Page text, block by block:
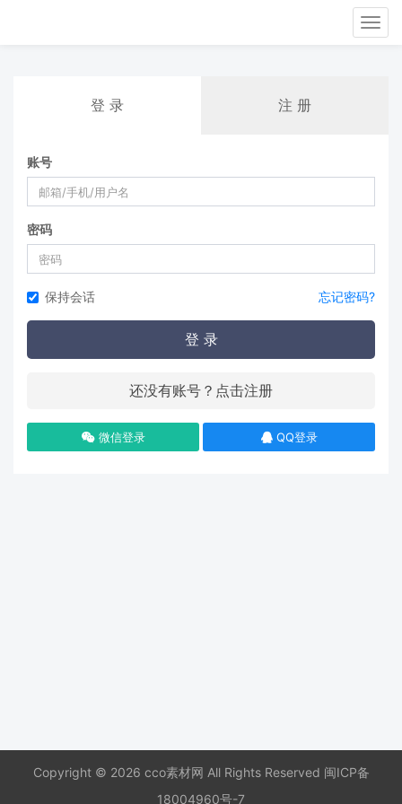
登 录 注 册
账号
密码
保持会话 忘记密码?
登 录
还没有账号？点击注册
微信登录 QQ登录
Copyright © 2026 cco素材网 All Rights Reserved 闽ICP备
18004960号-7